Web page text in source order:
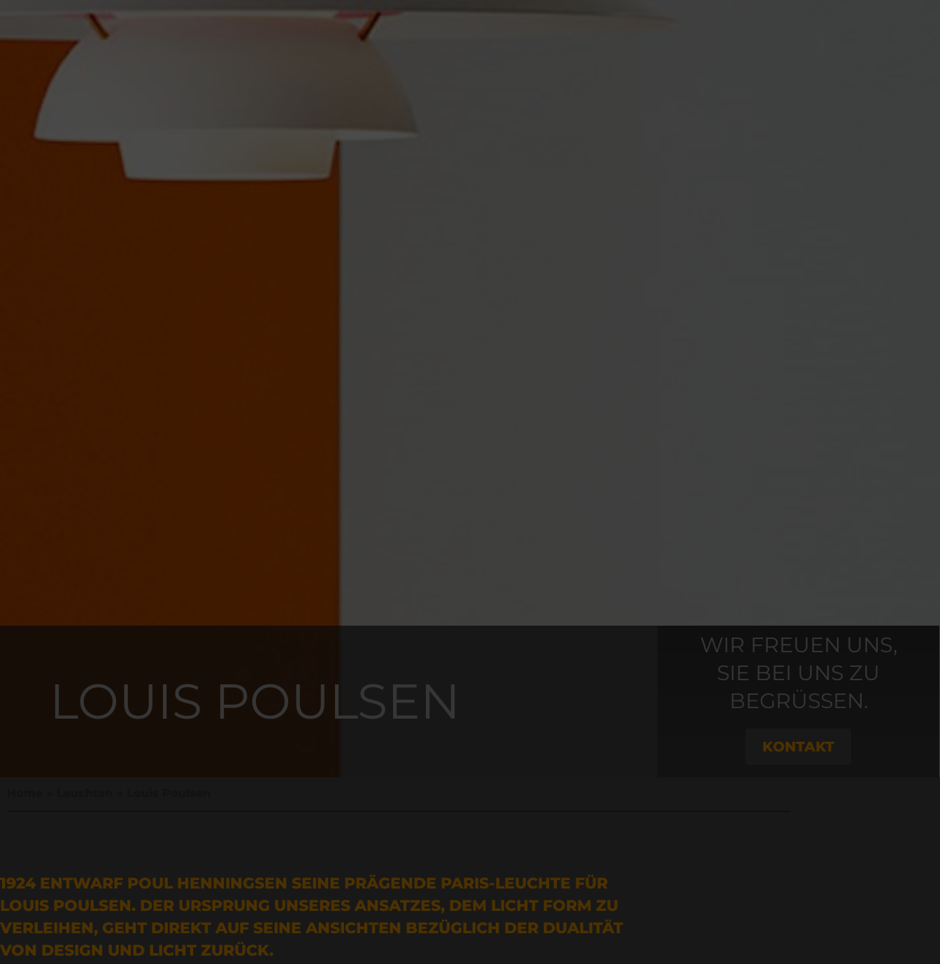
LOUIS POULSEN
WIR FREUEN UNS,
SIE BEI UNS ZU
BEGRÜSSEN.
KONTAKT
1924 ENTWARF POUL HENNINGSEN SEINE PRÄGENDE PARIS-LEUCHTE FÜR
LOUIS POULSEN. DER URSPRUNG UNSERES ANSATZES, DEM LICHT FORM ZU
VERLEIHEN, GEHT DIREKT AUF SEINE ANSICHTEN BEZÜGLICH DER DUALITÄT
VON DESIGN UND LICHT ZURÜCK.